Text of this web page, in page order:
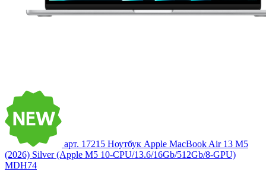
арт. 17215 Ноутбук Apple MacBook Air 13 M5
(2026) Silver (Apple M5 10-CPU/13.6/16Gb/512Gb/8-GPU)
MDH74